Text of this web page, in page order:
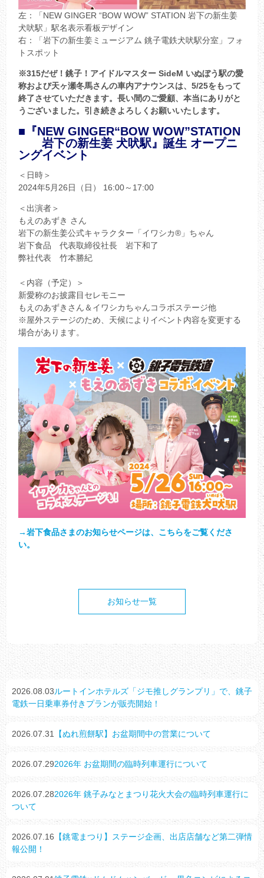
左：「NEW GINGER “BOW WOW” STATION 岩下の新生姜
犬吠駅」駅名表示看板デザイン
右：「岩下の新生姜ミュージアム 銚子電鉄犬吠駅分室」フォ
トスポット
※315だぜ！銚子！アイドルマスター SideM いぬぼう駅の愛
称および天ヶ瀬冬馬さんの車内アナウンスは、5/25をもって
終了させていただきます。長い間のご愛顧、本当にありがと
うございました。引き続きよろしくお願いいたします。
■『NEW GINGER“BOW WOW”STATION
岩下の新生姜 犬吠駅』誕生 オープニ
ングイベント
＜日時＞
2024年5月26日（日） 16:00～17:00
＜出演者＞
もえのあずき さん
岩下の新生姜公式キャラクター「イワシカ®」ちゃん
岩下食品 代表取締役社長 岩下和了
弊社代表 竹本勝紀
＜内容（予定）＞
新愛称のお披露目セレモニー
もえのあずきさん＆イワシカちゃんコラボステージ他
※屋外ステージのため、天候によりイベント内容を変更する
場合があります。
→岩下食品さまのお知らせページは、こちらをご覧くださ
い。
お知らせ一覧
2026.08.03ルートインホテルズ「ジモ推しグランプリ」で、銚子
電鉄一日乗車券付きプランが販売開始！
2026.07.31 【ぬれ煎餅駅】お盆期間中の営業について
2026.07.292026年 お盆期間の臨時列車運行について
2026.07.282026年 銚子みなとまつり花火大会の臨時列車運行に
ついて
2026.07.16 【銚電まつり】ステージ企画、出店店舗など第二弾情
報公開！